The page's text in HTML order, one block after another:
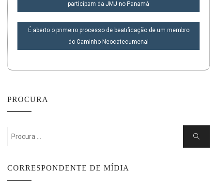
POST
participam da JMJ no Panamá
É aberto o primeiro processo de beatificação de um membro
do Caminho Neocatecumenal
PROCURA
Search
Search
CORRESPONDENTE DE MÍDIA